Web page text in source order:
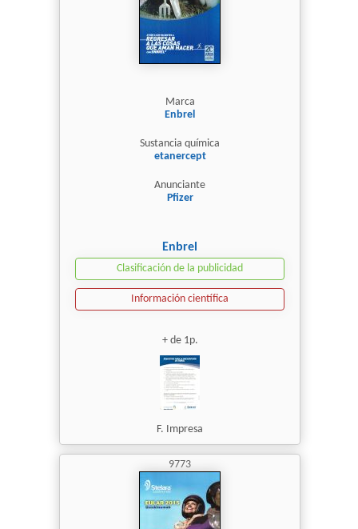
Marca
Enbrel
Sustancia química
etanercept
Anunciante
Pfizer
Enbrel
Clasificación de la publicidad
Información científica
+ de 1p.
F. Impresa
9773